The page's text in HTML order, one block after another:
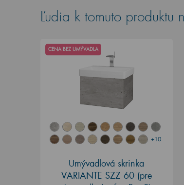
Ľudia k tomuto produktu
+10
CENA BEZ UMÝVADLA
Umývadlová skrinka
VARIANTE SZZ 60 (pre